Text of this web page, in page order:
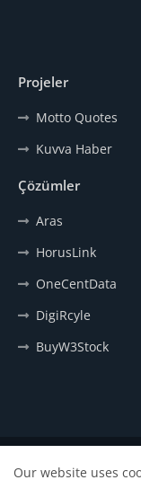
Projeler
Motto Quotes
Kuvva Haber
Çözümler
Aras
HorusLink
OneCentData
DigiRcyle
BuyW3Stock
Our website uses